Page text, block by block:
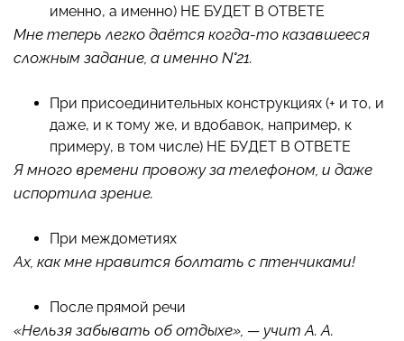
именно, а именно) НЕ БУДЕТ В ОТВЕТЕ
Мне теперь легко даётся когда-то казавшееся
сложным задание, а именно N°21.
При присоединительных конструкциях (+ и то, и
даже, и к тому же, и вдобавок, например, к
примеру, в том числе) НЕ БУДЕТ В ОТВЕТЕ
Я много времени провожу за телефоном, и даже
испортила зрение.
При междометиях
Ах, как мне нравится болтать с птенчиками!
После прямой речи
«Нельзя забывать об отдыхе», — учит А. А.